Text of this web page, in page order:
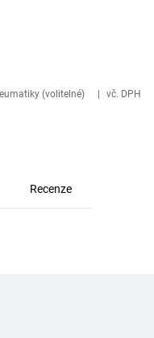
(volitelné) vč. DPH
Recenze